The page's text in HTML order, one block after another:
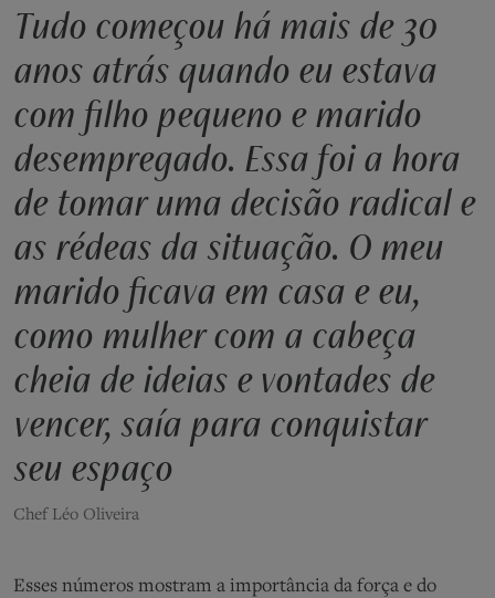
Tudo começou há mais de 30
anos atrás quando eu estava
com filho pequeno e marido
desempregado. Essa foi a hora
de tomar uma decisão radical e
as rédeas da situação. O meu
marido ficava em casa e eu,
como mulher com a cabeça
cheia de ideias e vontades de
vencer, saía para conquistar
seu espaço
Chef Léo Oliveira
Esses números mostram a importância da força e do